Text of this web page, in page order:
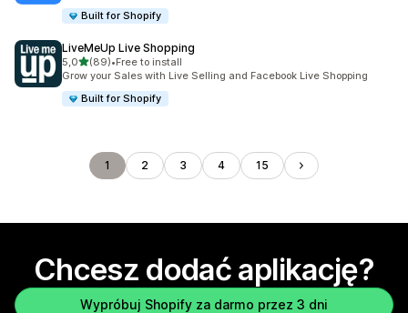
Built for Shopify
LiveMeUp Live Shopping
5,0na 5 gwiazdek
(89)
Łączna liczba recenzji: 89
•Free to install
Grow your Sales with Live Selling and Facebook Live Shopping
Built for Shopify
1 2 3 4 15
Chcesz dodać aplikację?
Wypróbuj Shopify za darmo przez 3 dni